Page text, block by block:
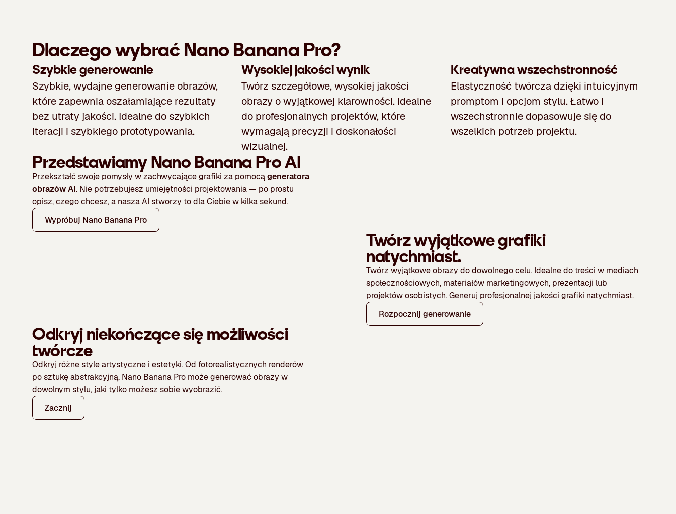
Dlaczego wybrać Nano Banana Pro?
Szybkie generowanie
Szybkie, wydajne generowanie obrazów,
które zapewnia oszałamiające rezultaty
bez utraty jakości. Idealne do szybkich
iteracji i szybkiego prototypowania.
Wysokiej jakości wynik
Twórz szczegółowe, wysokiej jakości
obrazy o wyjątkowej klarowności. Idealne
do profesjonalnych projektów, które
wymagają precyzji i doskonałości
wizualnej.
Kreatywna wszechstronność
Elastyczność twórcza dzięki intuicyjnym
promptom i opcjom stylu. Łatwo i
wszechstronnie dopasowuje się do
wszelkich potrzeb projektu.
Przedstawiamy Nano Banana Pro AI
Przekształć swoje pomysły w zachwycające grafiki za pomocągeneratora
obrazów AI. Nie potrzebujesz umiejętności projektowania — po prostu
opisz, czego chcesz, a nasza AI stworzy to dla Ciebie w kilka sekund.
Wypróbuj Nano Banana Pro
Twórz wyjątkowe grafiki
natychmiast.
Twórz wyjątkowe obrazy do dowolnego celu. Idealne do treści w mediach
społecznościowych, materiałów marketingowych, prezentacji lub
projektów osobistych. Generuj profesjonalnej jakości grafiki natychmiast.
Rozpocznij generowanie
Odkryj niekończące się możliwości
twórcze
Odkryj różne style artystyczne i estetyki. Od fotorealistycznych renderów
po sztukę abstrakcyjną, Nano Banana Pro może generować obrazy w
dowolnym stylu, jaki tylko możesz sobie wyobrazić.
Zacznij